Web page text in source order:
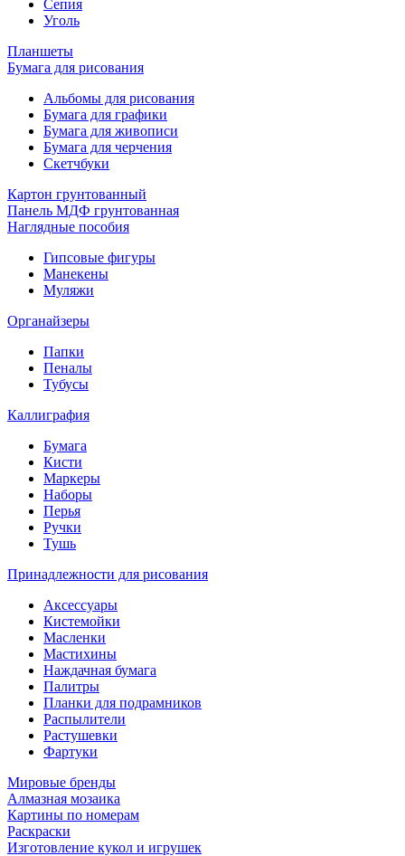
Сепия
Уголь
Планшеты
Бумага для рисования
Альбомы для рисования
Бумага для графики
Бумага для живописи
Бумага для черчения
Скетчбуки
Картон грунтованный
Панель МДФ грунтованная
Наглядные пособия
Гипсовые фигуры
Манекены
Муляжи
Органайзеры
Папки
Пеналы
Тубусы
Каллиграфия
Бумага
Кисти
Маркеры
Наборы
Перья
Ручки
Тушь
Принадлежности для рисования
Аксессуары
Кистемойки
Масленки
Мастихины
Наждачная бумага
Палитры
Планки для подрамников
Распылители
Растушевки
Фартуки
Мировые бренды
Алмазная мозаика
Картины по номерам
Раскраски
Изготовление кукол и игрушек